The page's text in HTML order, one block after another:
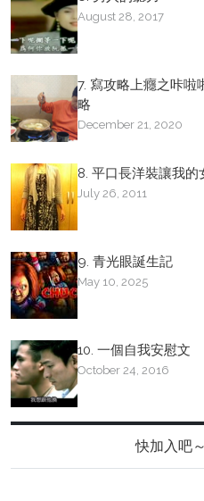
August 28, 2017
7. 寫攻略上癮之咔啦
略
December 21, 2020
8. 平口長洋裝讓我的
July 26, 2011
9. 青光眼誕生記
May 10, 2025
10. 一個自我安慰文
October 24, 2016
快加入吧